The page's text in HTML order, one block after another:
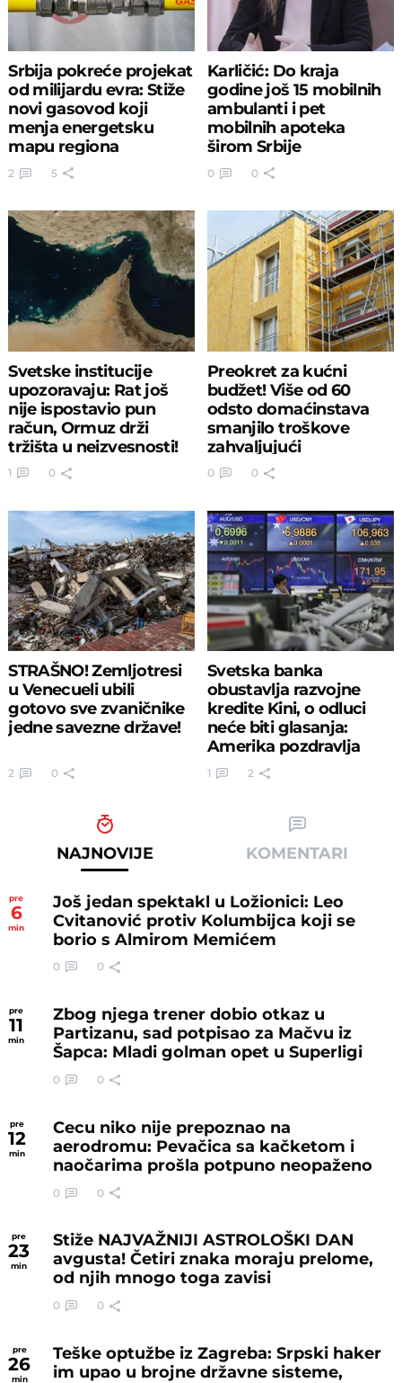
Srbija pokreće projekat
od milijardu evra: Stiže
novi gasovod koji
menja energetsku
mapu regiona
2 5
Karličić: Do kraja
godine još 15 mobilnih
ambulanti i pet
mobilnih apoteka
širom Srbije
0 0
Svetske institucije
upozoravaju: Rat još
nije ispostavio pun
račun, Ormuz drži
tržišta u neizvesnosti!
1 0
Preokret za kućni
budžet! Više od 60
odsto domaćinstava
smanjilo troškove
zahvaljujući
subvencijama
0 0
STRAŠNO! Zemljotresi
u Venecueli ubili
gotovo sve zvaničnike
jedne savezne države!
2 0
Svetska banka
obustavlja razvojne
kredite Kini, o odluci
neće biti glasanja:
Amerika pozdravlja
potez
1 2
NAJNOVIJE KOMENTARI
pre
6
min
Još jedan spektakl u Ložionici: Leo
Cvitanović protiv Kolumbijca koji se
borio s Almirom Memićem
0 0
pre
11
min
Zbog njega trener dobio otkaz u
Partizanu, sad potpisao za Mačvu iz
Šapca: Mladi golman opet u Superligi
0 0
pre
12
min
Cecu niko nije prepoznao na
aerodromu: Pevačica sa kačketom i
naočarima prošla potpuno neopaženo
0 0
pre
23
min
Stiže NAJVAŽNIJI ASTROLOŠKI DAN
avgusta! Četiri znaka moraju prelome,
od njih mnogo toga zavisi
0 0
pre
26
min
Teške optužbe iz Zagreba: Srpski haker
im upao u brojne državne sisteme,